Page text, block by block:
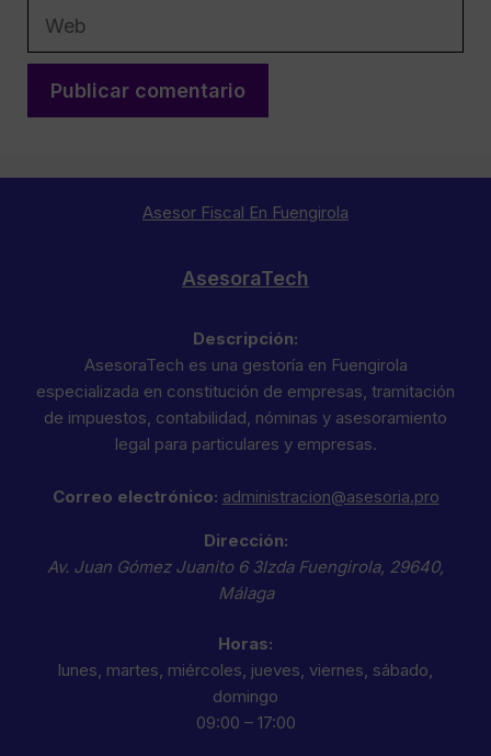
Web
Asesor Fiscal En Fuengirola
AsesoraTech
Descripción:
AsesoraTech es una gestoría en Fuengirola
especializada en constitución de empresas, tramitación
de impuestos, contabilidad, nóminas y asesoramiento
legal para particulares y empresas.
Correo electrónico: administracion@asesoria.pro
Dirección:
Av. Juan Gómez Juanito 6 3Izda Fuengirola, 29640,
Málaga
Horas:
lunes, martes, miércoles, jueves, viernes, sábado,
domingo
09:00 – 17:00